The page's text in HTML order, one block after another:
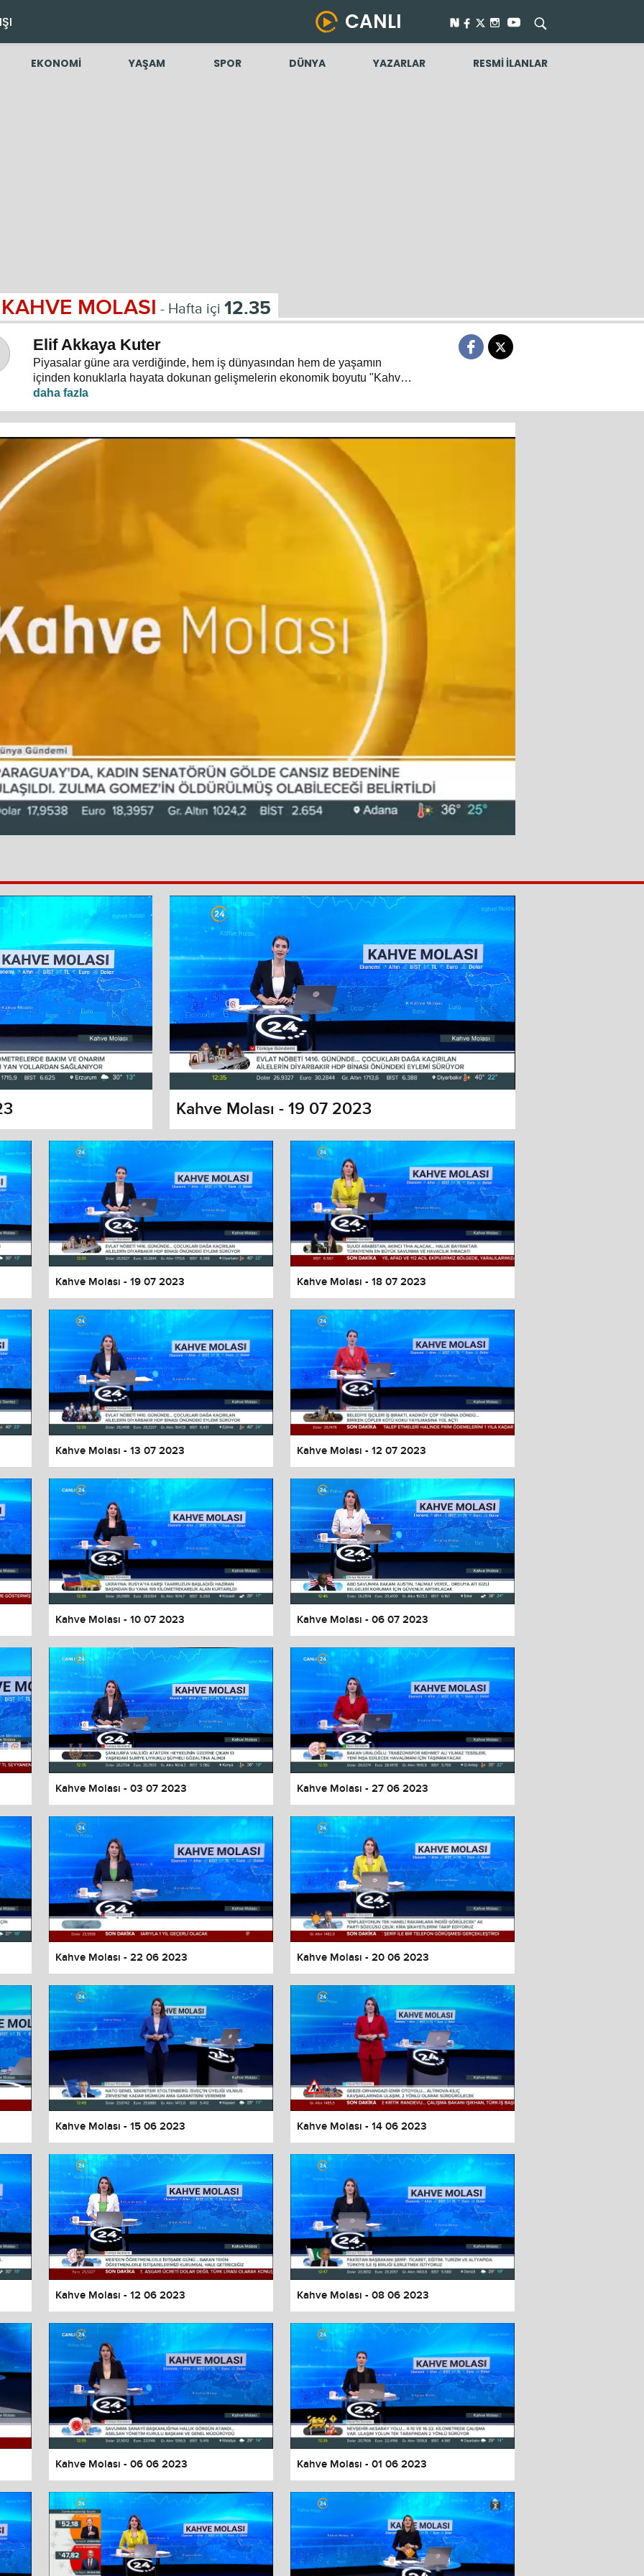
CANLI
EKONOMİ YAŞAM SPOR DÜNYA YAZARLAR RESMİ İLANLAR
KAHVE MOLASI - Hafta içi 12.35
Elif Akkaya Kuter
Piyasalar güne ara verdiğinde, hem iş dünyasından hem de yaşamın
içinden konuklarla hayata dokunan gelişmelerin ekonomik boyutu "Kahve
Molası"nda masaya yatırılıyor.
dialog
and close the window.
Done
Kahve Molası - 19 07 2023
Kahve Molası - 19 07 2023 Kahve Molası - 18 07 2023
Kahve Molası - 13 07 2023 Kahve Molası - 12 07 2023
Kahve Molası - 10 07 2023 Kahve Molası - 06 07 2023
Kahve Molası - 03 07 2023 Kahve Molası - 27 06 2023
Kahve Molası - 22 06 2023 Kahve Molası - 20 06 2023
Kahve Molası - 15 06 2023 Kahve Molası - 14 06 2023
Kahve Molası - 12 06 2023 Kahve Molası - 08 06 2023
Kahve Molası - 06 06 2023 Kahve Molası - 01 06 2023